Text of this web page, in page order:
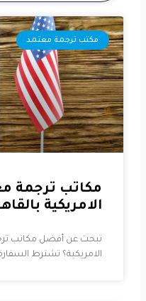
مكتب ترجمة معتمد
مكاتب ترجمة
الامريكية
تبحث عن أفضل مكاتب
الامريكية؟ تشترط